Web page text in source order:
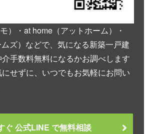
）・at home（アットホーム）・
ムズ）などで、気になる新築一戸建
手数料無料になるかお調べします
せずに、いつでもお気軽にお問い
ぐ 公式LINE で無料相談